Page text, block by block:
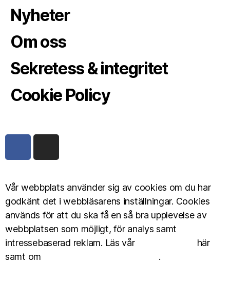
Nyheter
Om oss
Sekretess & integritet
Cookie Policy
Vår webbplats använder sig av cookies om du har
godkänt det i webbläsarens inställningar. Cookies
används för att du ska få en så bra upplevelse av
webbplatsen som möjligt, för analys samt
intressebaserad reklam. Läs vår
här
samt om
.